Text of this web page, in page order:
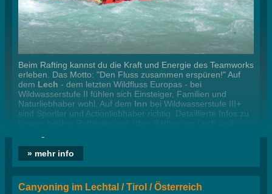
Beim Rafting kannst du die Kraft und Energie des Teamworks
erleben. Das Motto: "Den Fluss zusammen erspüren!" Auf
dem Lech - dem letzten Wildfluss Europas - bei
Wildwasserstufe II fühlen sich Einsteiger, Familien und
Naturliebhaber wohl. Auf dem Inn bei Wildwasserstufe III+
sind Sportler und Actionliebhaber richtig. Detaillierte Infos zu
» mehr info
Canyoning im Lechtal / Tirol / Österreich